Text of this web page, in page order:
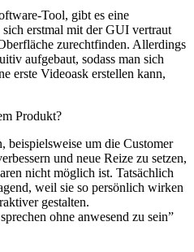
Tool, gibt es eine
sich erstmal mit der GUI vertraut
zurechtfinden. Allerdings
aufgebaut, sodass man sich
erste Videoask erstellen kann,
Produkt?
beispielsweise um die Customer
und neue Reize zu setzen,
nicht möglich ist. Tatsächlich
weil sie so persönlich wirken
gestalten.
ohne anwesend zu sein”